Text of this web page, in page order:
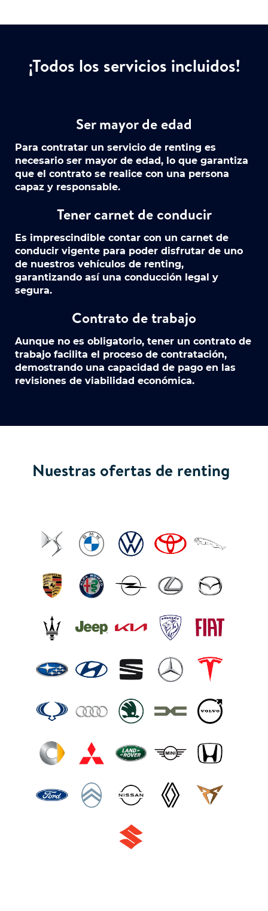
¡Todos los servicios incluidos!
Ser mayor de edad
Para contratar un servicio de renting es
necesario ser mayor de edad, lo que garantiza
que el contrato se realice con una persona
capaz y responsable.
Tener carnet de conducir
Es imprescindible contar con un carnet de
conducir vigente para poder disfrutar de uno
de nuestros vehículos de renting,
garantizando así una conducción legal y
segura.
Contrato de trabajo
Aunque no es obligatorio, tener un contrato de
trabajo facilita el proceso de contratación,
demostrando una capacidad de pago en las
revisiones de viabilidad económica.
Nuestras ofertas de renting